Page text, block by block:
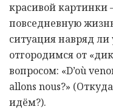
красивой картинки
повседневную
ситуация навряд
отгородимся от
вопросом: «D’où
allons nous?»
идём?).